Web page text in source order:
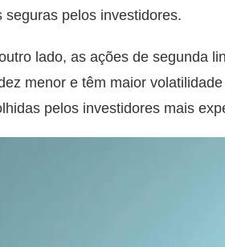
seguras pelos investidores.
lado, as ações de segunda
menor e têm maior
pelos investidores mais